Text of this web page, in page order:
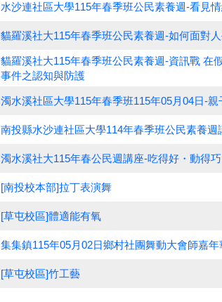
水沙連社區大學115年春季班公民素養週-看見
貓羅溪社大115年春季班公民素養週-如何面對
貓羅溪社大115年春季班公民素養週-資訊戰 在
事件之認知與防護
濁水溪社區大學115年春季班115年05月04日-
南投縣水沙連社區大學114年春季班公民素養
濁水溪社大115年春公民週講座-吃得好・動得
[南投校本部]拉丁表演舞
[草屯校區]體適能有氧
集集鎮115年05月02日鄉村社團舞動大會師嘉
[草屯校區]竹工藝